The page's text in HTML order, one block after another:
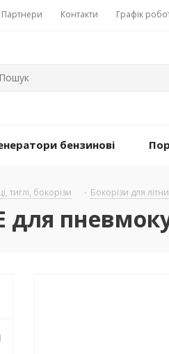
Партнери Контакти Графік
бензинові
тиглі, бокорізи - Бокорізи для
для